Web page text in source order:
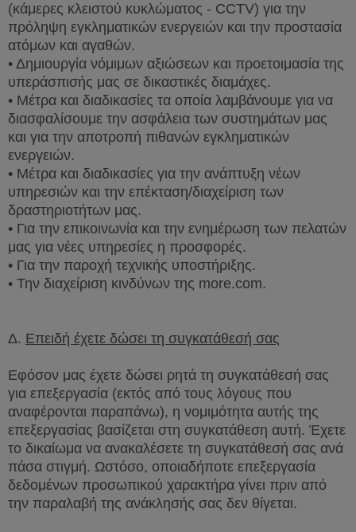
(κάμερες κλειστού κυκλώματος - CCTV) για την
πρόληψη εγκληματικών ενεργειών και την προστασία
ατόμων και αγαθών.
• Δημιουργία νόμιμων αξιώσεων και προετοιμασία της
υπεράσπισής μας σε δικαστικές διαμάχες.
• Μέτρα και διαδικασίες τα οποία λαμβάνουμε για να
διασφαλίσουμε την ασφάλεια των συστημάτων μας
και για την αποτροπή πιθανών εγκληματικών
ενεργειών.
• Μέτρα και διαδικασίες για την ανάπτυξη νέων
υπηρεσιών και την επέκταση/διαχείριση των
δραστηριοτήτων μας.
• Για την επικοινωνία και την ενημέρωση των πελατών
μας για νέες υπηρεσίες η προσφορές.
• Για την παροχή τεχνικής υποστήριξης.
• Την διαχείριση κινδύνων της more.com.
Δ. Επειδή έχετε δώσει τη συγκατάθεσή σας
Εφόσον μας έχετε δώσει ρητά τη συγκατάθεσή σας
για επεξεργασία (εκτός από τους λόγους που
αναφέρονται παραπάνω), η νομιμότητα αυτής της
επεξεργασίας βασίζεται στη συγκατάθεση αυτή. Έχετε
το δικαίωμα να ανακαλέσετε τη συγκατάθεσή σας ανά
πάσα στιγμή. Ωστόσο, οποιαδήποτε επεξεργασία
δεδομένων προσωπικού χαρακτήρα γίνει πριν από
την παραλαβή της ανάκλησής σας δεν θίγεται.